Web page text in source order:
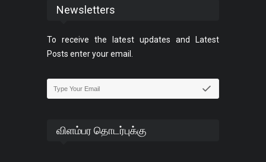
Newsletters
To receive the latest updates and Latest
Posts enter your email.
விளம்பர தொடர்புக்கு